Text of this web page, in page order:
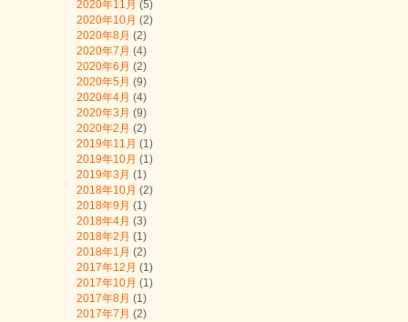
2020年11月 (5)
2020年10月 (2)
2020年8月 (2)
2020年7月 (4)
2020年6月 (2)
2020年5月 (9)
2020年4月 (4)
2020年3月 (9)
2020年2月 (2)
2019年11月 (1)
2019年10月 (1)
2019年3月 (1)
2018年10月 (2)
2018年9月 (1)
2018年4月 (3)
2018年2月 (1)
2018年1月 (2)
2017年12月 (1)
2017年10月 (1)
2017年8月 (1)
2017年7月 (2)